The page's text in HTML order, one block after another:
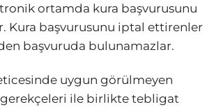
ortamda kura başvurusunu
Kura başvurusunu iptal ettirenler
başvuruda bulunamazlar.
uygun görülmeyen
ile birlikte tebligat